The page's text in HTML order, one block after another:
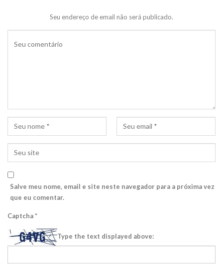
Seu endereço de email não será publicado.
Salve meu nome, email e site neste navegador para a próxima vez
que eu comentar.
Captcha*
Type the text displayed above: